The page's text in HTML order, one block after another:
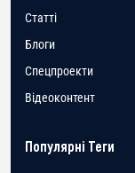
Статті
Блоги
Спецпроекти
Відеоконтент
Популярні Теги